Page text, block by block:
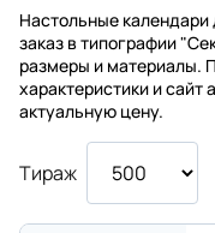
Настольные календари
заказ в типографии
размеры и материалы.
характеристики и сайт
актуальную цену.
Тираж